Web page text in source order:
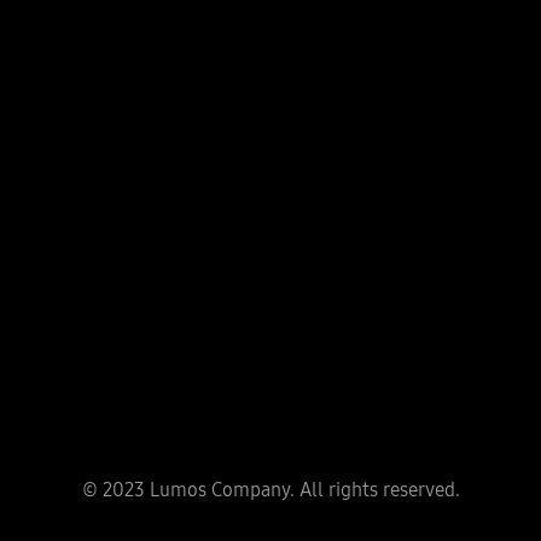
Căn A9-05 Monbay, Phường Hồng Hải, TP. Hạ Long,
© 2023 Lumos Company. All rights reserved.